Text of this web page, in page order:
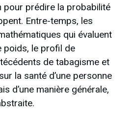
pour prédire la probabilité
Entre-temps, les
qui évaluent
poids, le profil de
de tabagisme et
la santé d’une personne
d’une manière générale,